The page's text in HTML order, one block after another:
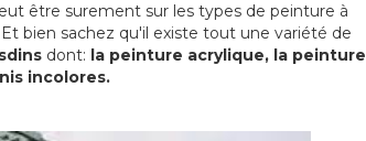
être surement sur les types de peinture à
bien sachez qu'il existe tout une variété de
dont: la peinture acrylique, la peinture
incolores.